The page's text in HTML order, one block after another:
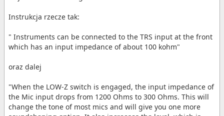
Instrukcja rzecze tak:
" Instruments can be connected to the TRS input at the front
which has an input impedance of about 100 kohm"
oraz dalej
"When the LOW-Z switch is engaged, the input impedance of
the Mic input drops from 1200 Ohms to 300 Ohms. This will
change the tone of most mics and will give you one more